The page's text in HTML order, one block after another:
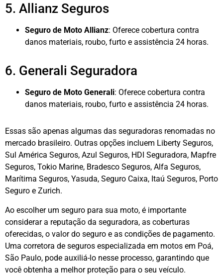
5. Allianz Seguros
Seguro de Moto Allianz: Oferece cobertura contra
danos materiais, roubo, furto e assistência 24 horas.
6. Generali Seguradora
Seguro de Moto Generali: Oferece cobertura contra
danos materiais, roubo, furto e assistência 24 horas.
Essas são apenas algumas das seguradoras renomadas no
mercado brasileiro. Outras opções incluem Liberty Seguros,
Sul América Seguros, Azul Seguros, HDI Seguradora, Mapfre
Seguros, Tokio Marine, Bradesco Seguros, Alfa Seguros,
Marítima Seguros, Yasuda, Seguro Caixa, Itaú Seguros, Porto
Seguro e Zurich.
Ao escolher um seguro para sua moto, é importante
considerar a reputação da seguradora, as coberturas
oferecidas, o valor do seguro e as condições de pagamento.
Uma corretora de seguros especializada em motos em Poá,
São Paulo, pode auxiliá-lo nesse processo, garantindo que
você obtenha a melhor proteção para o seu veículo.